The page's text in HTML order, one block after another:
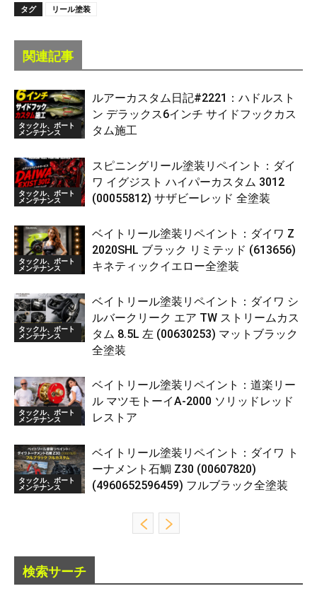
タグ リール塗装
関連記事
タックル、ボート
メンテナンス
ルアーカスタム日記#2221：ハドルスト
ン デラックス6インチ サイドフックカス
タム施工
タックル、ボート
メンテナンス
スピニングリール塗装リペイント：ダイ
ワ イグジスト ハイパーカスタム 3012
(00055812) サザビーレッド 全塗装
タックル、ボート
メンテナンス
ベイトリール塗装リペイント：ダイワ Z
2020SHL ブラック リミテッド (613656)
キネティックイエロー全塗装
タックル、ボート
メンテナンス
ベイトリール塗装リペイント：ダイワ シ
ルバークリーク エア TW ストリームカス
タム 8.5L 左 (00630253) マットブラック
全塗装
タックル、ボート
メンテナンス
ベイトリール塗装リペイント：道楽リー
ル マツモトーイA-2000 ソリッドレッド
レストア
タックル、ボート
メンテナンス
ベイトリール塗装リペイント：ダイワ ト
ーナメント石鯛 Z30 (00607820)
(4960652596459) フルブラック全塗装
検索サーチ